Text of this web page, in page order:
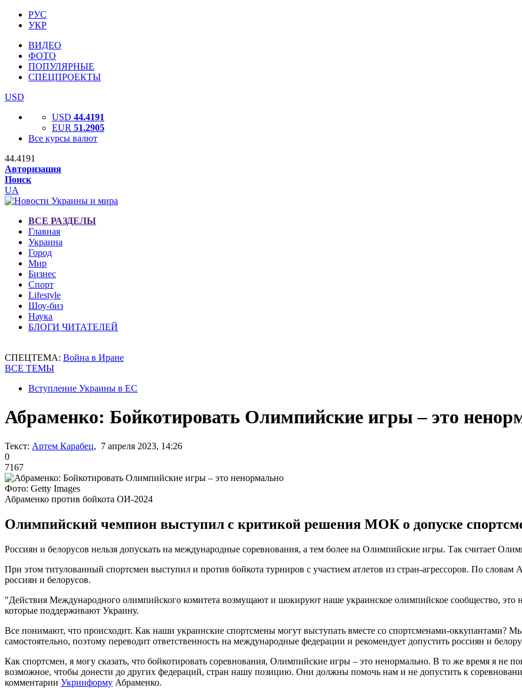
РУС
УКР
ВИДЕО
ФОТО
ПОПУЛЯРНЫЕ
СПЕЦПРОЕКТЫ
USD
USD 44.4191
EUR 51.2905
Все курсы валют
44.4191
Авторизация
Поиск
UA
ВСЕ РАЗДЕЛЫ
Главная
Украина
Город
Мир
Бизнес
Спорт
Lifestyle
Шоу-биз
Наука
БЛОГИ ЧИТАТЕЛЕЙ
СПЕЦТЕМА: Война в Иране
ВСЕ ТЕМЫ
Вступление Украины в ЕС
Абраменко: Бойкотировать Олимпийские игры – это
Текст: Артем Карабец, 7 апреля 2023, 14:26
0
7167
Фото: Getty Images
Абраменко против бойкота ОИ-2024
Олимпийский чемпион выступил с критикой решения МОК о допуске
Россиян и белорусов нельзя допускать на международные соревнования, а тем более на Олимпийские игры. Так считает
При этом титулованный спортсмен выступил и против бойкота турниров с участием атлетов из стран-агрессоров. По словам
россиян и белорусов.
"Действия Международного олимпийского комитета возмущают и шокируют наше украинское олимпийское сообщество, это
которые поддерживают Украину.
Все понимают, что происходит. Как наши украинские спортсмены могут выступать вместе со спортсменами-
самостоятельно, поэтому переводит ответственность на международные федерации и рекомендует допустить россиян и
Как спортсмен, я могу сказать, что бойкотировать соревнования, Олимпийские игры – это ненормально. В то же время я не
возможное, чтобы донести до других федераций, стран нашу позицию. Они должны помочь нам и не допустить к
комментарии Укринформу Абраменко.